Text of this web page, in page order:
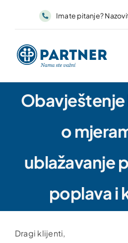
Imate pitanje?
o
ublažavanje
poplava i
Dragi klijenti,